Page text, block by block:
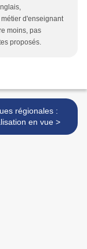
d'enseignant
moins, pas
proposés.
régionales :
radicalisation en vue >